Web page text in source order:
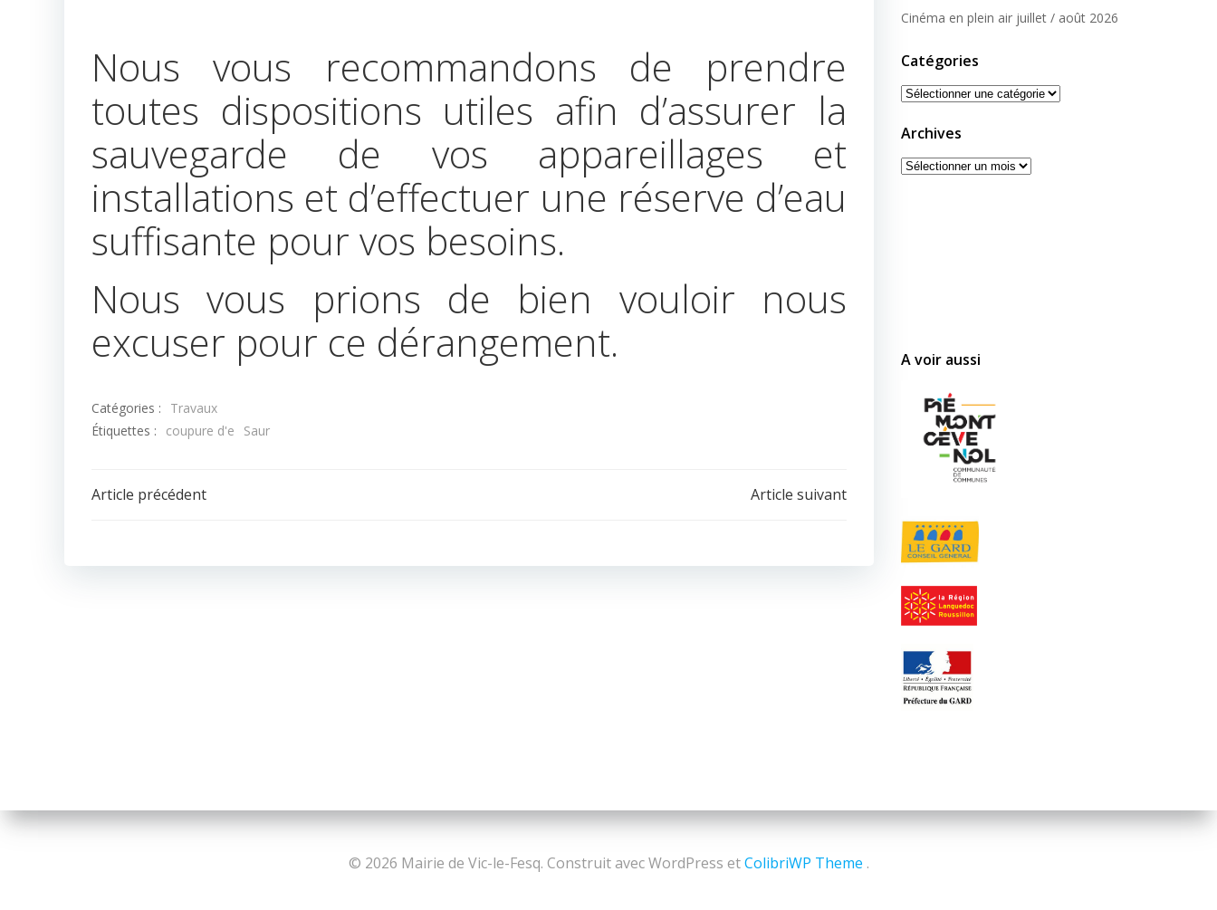
Nous vous recommandons de prendre
toutes dispositions utiles afin d’assurer la
sauvegarde de vos appareillages et
installations et d’effectuer une réserve d’eau
suffisante pour vos besoins.
Nous vous prions de bien vouloir nous
excuser pour ce dérangement.
Catégories :
Travaux
Étiquettes :
coupure d'e Saur
Navigation
Article précédent Article suivant
Cinéma en plein air juillet / août 2026
Catégories
Catégories
Archives
Archives
A voir aussi
© 2026 Mairie de Vic-le-Fesq. Construit avec WordPress etColibriWP Theme .